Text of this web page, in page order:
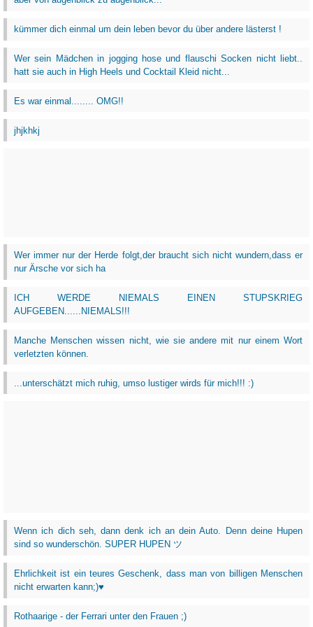
kümmer dich einmal um dein leben bevor du über andere lästerst !
Wer sein Mädchen in jogging hose und flauschi Socken nicht liebt..
hatt sie auch in High Heels und Cocktail Kleid nicht...
Es war einmal........ OMG!!
jhjkhkj
Wer immer nur der Herde folgt,der braucht sich nicht wundern,dass er
nur Ärsche vor sich ha
ICH WERDE NIEMALS EINEN STUPSKRIEG
AUFGEBEN......NIEMALS!!!
Manche Menschen wissen nicht, wie sie andere mit nur einem Wort
verletzten können.
...unterschätzt mich ruhig, umso lustiger wirds für mich!!! :)
Wenn ich dich seh, dann denk ich an dein Auto. Denn deine Hupen
sind so wunderschön. SUPER HUPEN ツ
Ehrlichkeit ist ein teures Geschenk, dass man von billigen Menschen
nicht erwarten kann;)♥
Rothaarige - der Ferrari unter den Frauen ;)